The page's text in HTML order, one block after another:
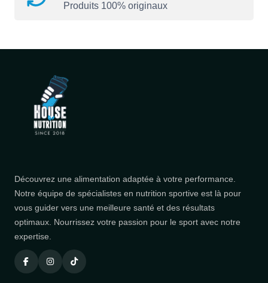
Produits 100% originaux
Découvrez une alimentation adaptée à votre performance.
Notre équipe de spécialistes en nutrition sportive est là pour
vous guider vers une meilleure santé et des résultats
optimaux. Nourrissez votre passion pour le sport avec notre
expertise.